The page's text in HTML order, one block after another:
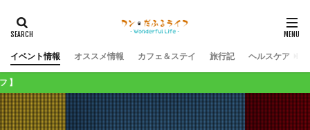
イベント情報 オススメ情報 カフェ＆ステイ 旅行記 ヘルスケア